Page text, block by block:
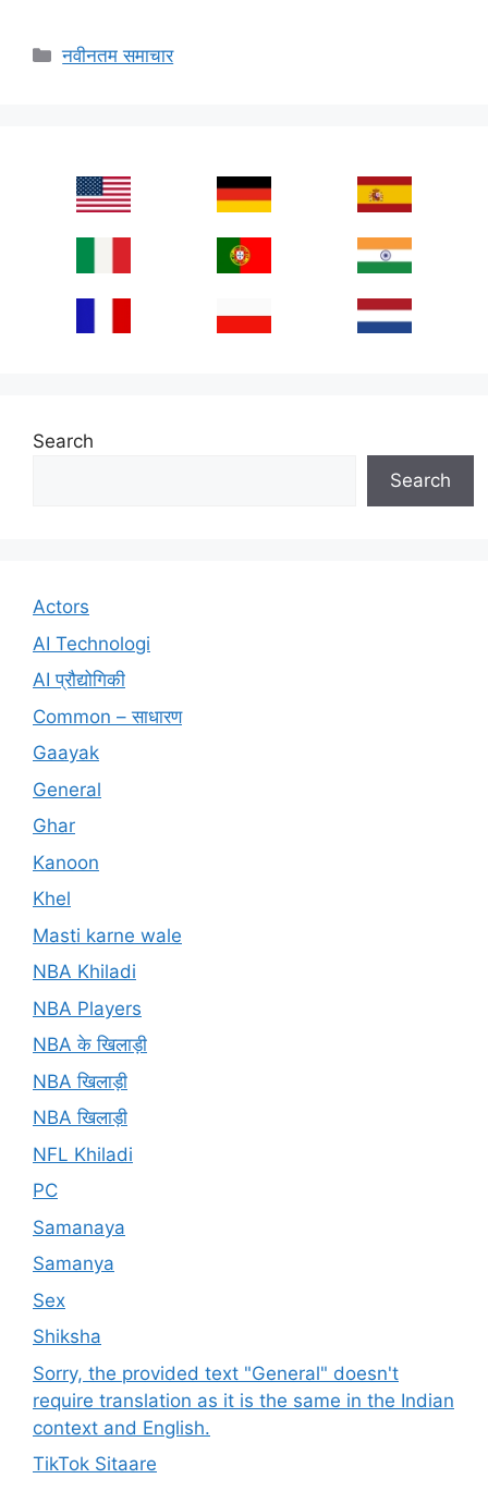
Categories
नवीनतम समाचार
Search
Search
Actors
AI Technologi
AI प्रौद्योगिकी
Common – साधारण
Gaayak
General
Ghar
Kanoon
Khel
Masti karne wale
NBA Khiladi
NBA Players
NBA के खिलाड़ी
NBA खिलाड़ी
NBA खिलाड़ी
NFL Khiladi
PC
Samanaya
Samanya
Sex
Shiksha
Sorry, the provided text "General" doesn't
require translation as it is the same in the Indian
context and English.
TikTok Sitaare